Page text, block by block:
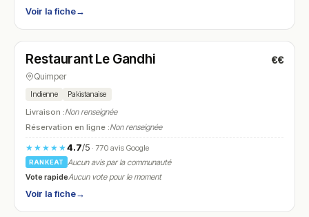
Voir la fiche→
N° 27
Restaurant Le Gandhi €€
Quimper
Indienne Pakistanaise
Livraison :Non renseignée
Réservation en ligne :Non renseignée
★★★★★4.7/5· 770 avis Google
RANKEAT
Aucun avis par la communauté
Vote rapideAucun vote pour le moment
Voir la fiche→